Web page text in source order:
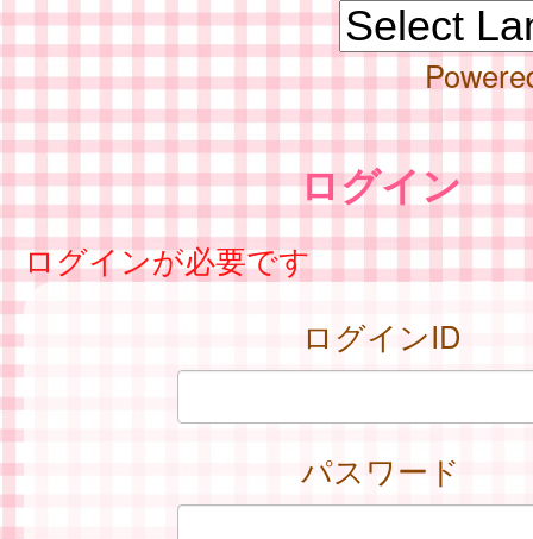
ログイン
ログインが必要です
ログインID
パスワード